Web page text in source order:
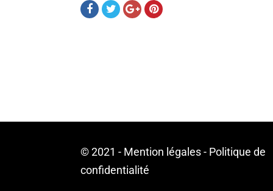
© 2021 - Mention légales- Politique de
confidentialité